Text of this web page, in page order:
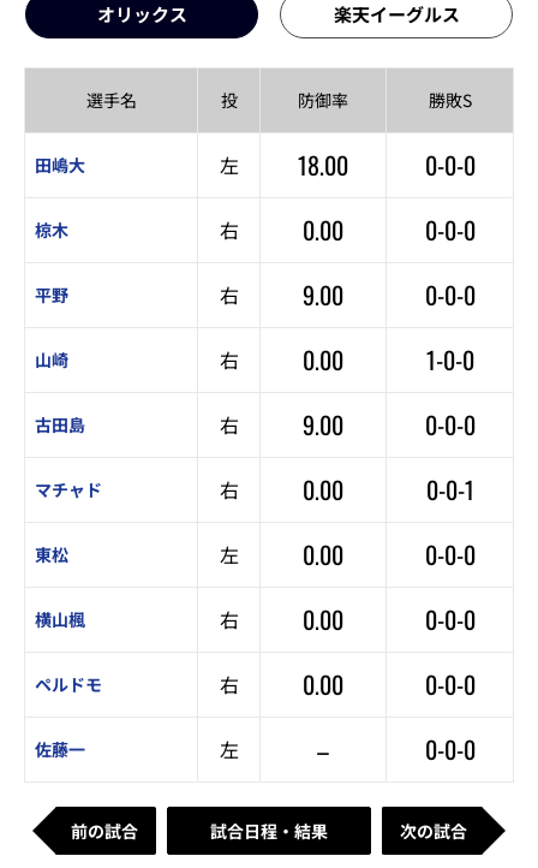
オリックス 楽天イーグルス
選手名 投 防御率 勝敗S
田嶋大 左 18.00 0-0-0
椋木 右 0.00 0-0-0
平野 右 9.00 0-0-0
山崎 右 0.00 1-0-0
古田島 右 9.00 0-0-0
マチャド 右 0.00 0-0-1
東松 左 0.00 0-0-0
横山楓 右 0.00 0-0-0
ペルドモ 右 0.00 0-0-0
佐藤一 左 – 0-0-0
前の試合 試合日程・結果 次の試合